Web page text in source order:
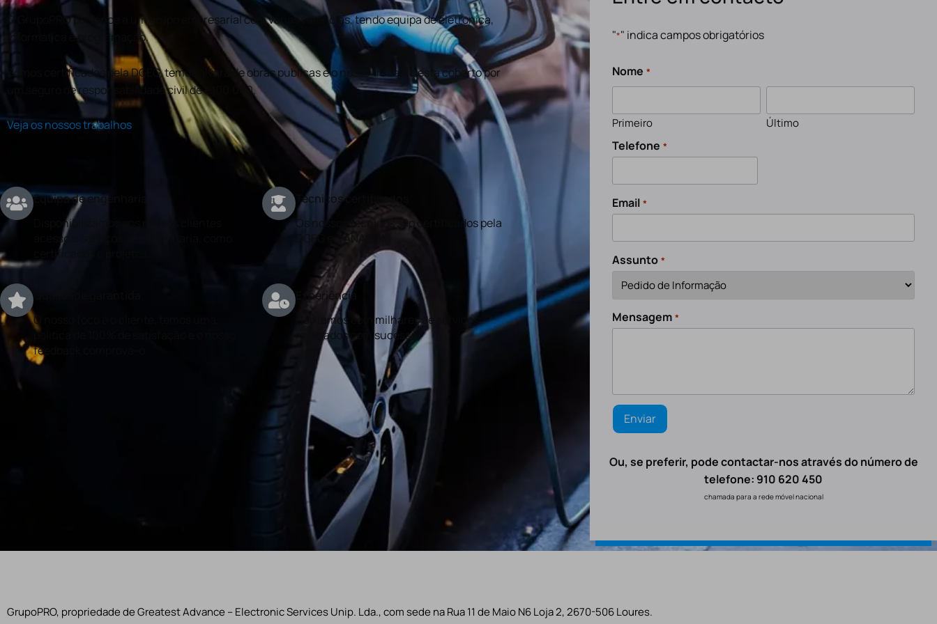
O GrupoPRO pertence a um grupo empresarial com várias valências, tendo equipa de eletronica,
informática e programação.
Somos certificados pela DGEG, temos alvará de obras publicas e o nosso trabalho está coberto por
um seguro de responsabilidade civil de €100.000.
Veja os nossos trabalhos
Equipa de engenharia
Disponibilizamos aos nossos clientes
acesso a serviços de engenharia, como
certificados e projetos.
Técnicos certificados
Os nossos técnicos são certificados pela
DGEG e a ANACOM
O nosso foco é o cliente, temos uma
politica de 100% de satisfação e o nosso
feedback comprova-o.
Experiência
Contamos com milhares de serviços
realizados com sucesso.
"*" indica campos obrigatórios
Nome *
Primeiro Último
Telefone *
Email *
Assunto *
Mensagem *
Ou, se preferir, pode contactar-nos através do número de
telefone: 910 620 450
chamada para a rede móvel nacional
GrupoPRO, propriedade de Greatest Advance – Electronic Services Unip. Lda., com sede na Rua 11 de Maio N6 Loja 2, 2670-506 Loures.